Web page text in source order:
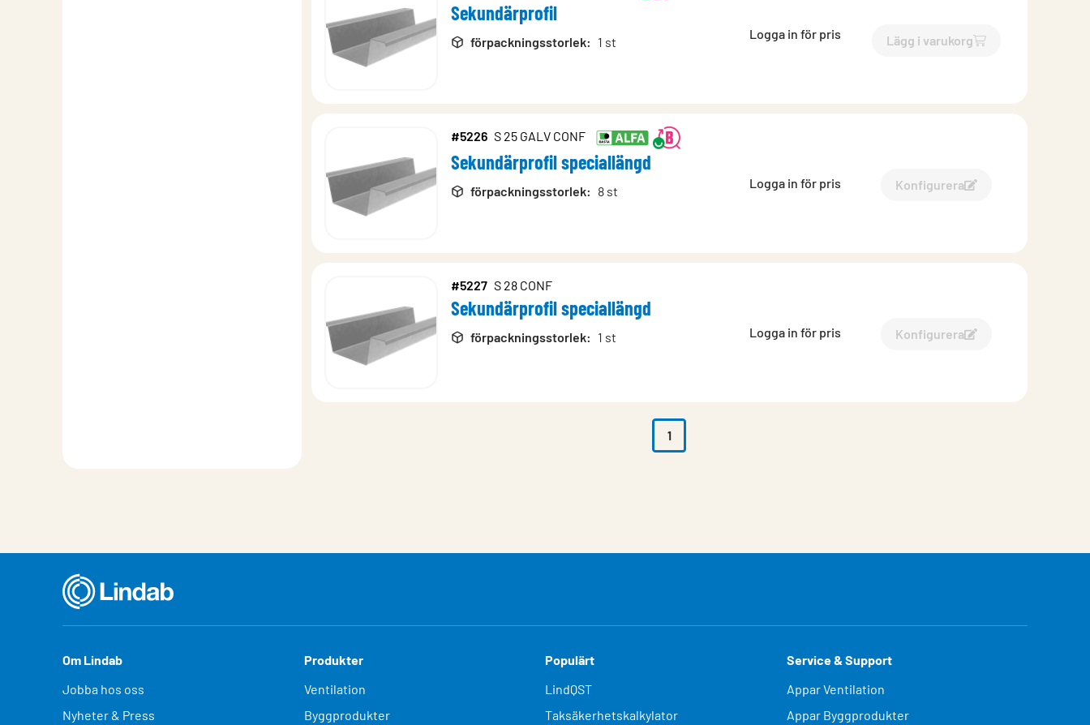
Sekundärprofil
förpackningsstorlek: 1 st
Logga in för pris Lägg i varukorg
`$Lägg till
#5226 S 25 GALV CONF
Sekundärprofil speciallängd
förpackningsstorlek: 8 st
Logga in för pris Konfigurera
Konfigurera
#5227 S 28 CONF
Sekundärprofil speciallängd
förpackningsstorlek: 1 st Logga in för pris Konfigurera
Konfigurera
1
Om Lindab
Jobba hos oss
Nyheter & Press
Produkter
Ventilation
Byggprodukter
Populärt
LindQST
Taksäkerhetskalkylator
Service & Support
Appar Ventilation
Appar Byggprodukter